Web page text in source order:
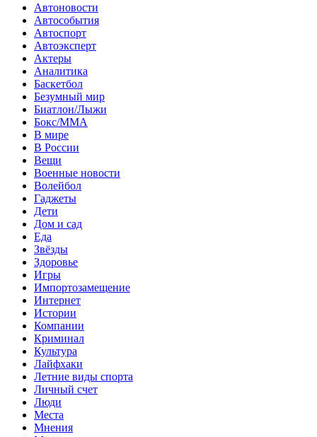
Автоновости
Автособытия
Автоспорт
Автоэксперт
Актеры
Аналитика
Баскетбол
Безумный мир
Биатлон/Лыжи
Бокс/MMA
В мире
В России
Вещи
Военные новости
Волейбол
Гаджеты
Дети
Дом и сад
Еда
Звёзды
Здоровье
Игры
Импортозамещение
Интернет
Истории
Компании
Криминал
Культура
Лайфхаки
Летние виды спорта
Личный счет
Люди
Места
Мнения